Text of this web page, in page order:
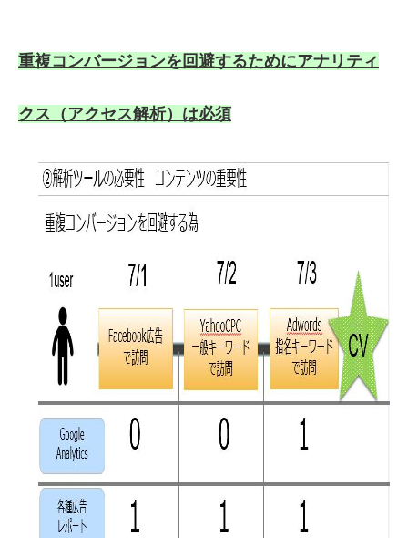
重複コンバージョンを回避するためにアナリティ
クス（アクセス解析）は必須